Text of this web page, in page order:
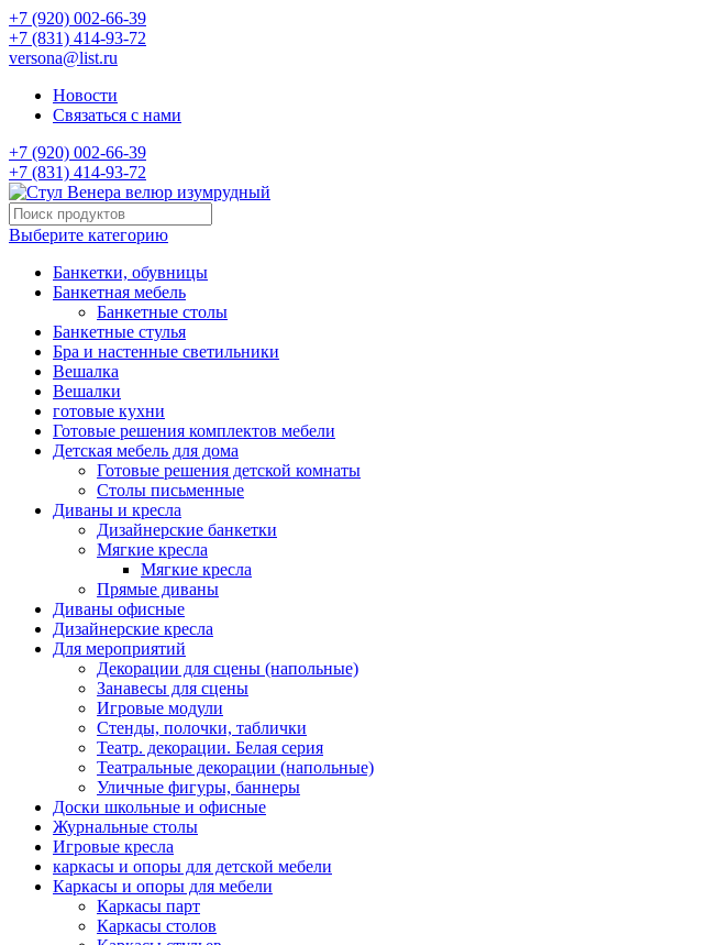
+7 (920) 002-66-39
+7 (831) 414-93-72
versona@list.ru
Новости
Связаться с нами
+7 (920) 002-66-39
+7 (831) 414-93-72
Выберите категорию
Банкетки, обувницы
Банкетная мебель
Банкетные столы
Банкетные стулья
Бра и настенные светильники
Вешалка
Вешалки
готовые кухни
Готовые решения комплектов мебели
Детская мебель для дома
Готовые решения детской комнаты
Столы письменные
Диваны и кресла
Дизайнерские банкетки
Мягкие кресла
Мягкие кресла
Прямые диваны
Диваны офисные
Дизайнерские кресла
Для мероприятий
Декорации для сцены (напольные)
Занавесы для сцены
Игровые модули
Стенды, полочки, таблички
Театр. декорации. Белая серия
Театральные декорации (напольные)
Уличные фигуры, баннеры
Доски школьные и офисные
Журнальные столы
Игровые кресла
каркасы и опоры для детской мебели
Каркасы и опоры для мебели
Каркасы парт
Каркасы столов